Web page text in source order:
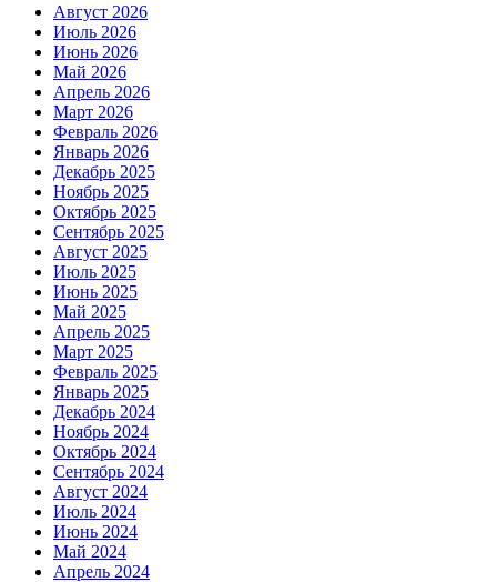
Август 2026
Июль 2026
Июнь 2026
Май 2026
Апрель 2026
Март 2026
Февраль 2026
Январь 2026
Декабрь 2025
Ноябрь 2025
Октябрь 2025
Сентябрь 2025
Август 2025
Июль 2025
Июнь 2025
Май 2025
Апрель 2025
Март 2025
Февраль 2025
Январь 2025
Декабрь 2024
Ноябрь 2024
Октябрь 2024
Сентябрь 2024
Август 2024
Июль 2024
Июнь 2024
Май 2024
Апрель 2024